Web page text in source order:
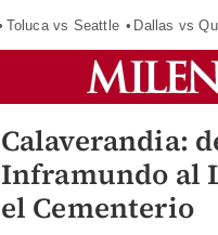
Toluca vs Seattle Dallas vs
Calaverandia:
Inframundo al
el Cementerio